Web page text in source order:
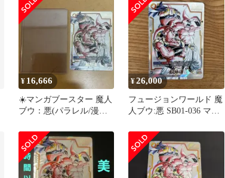
¥ 16,666
☀️マンガブースター 魔人
ブウ：悪(パラレル/漫画
¥26,000
フュージョンワールド 魔
人ブウ:悪 SB01-036 マン